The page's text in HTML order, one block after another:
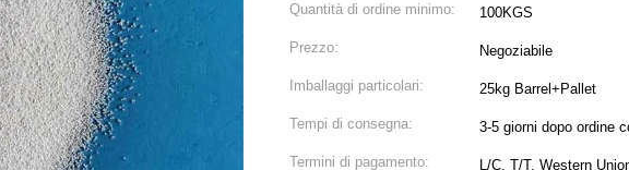
Quantità di ordine minimo: 100KGS
Prezzo: Negoziabile
Imballaggi particolari: 25kg Barrel+Pallet
Tempi di consegna: 3-5 giorni dopo ordine
Termini di pagamento: L/C, T/T, Western